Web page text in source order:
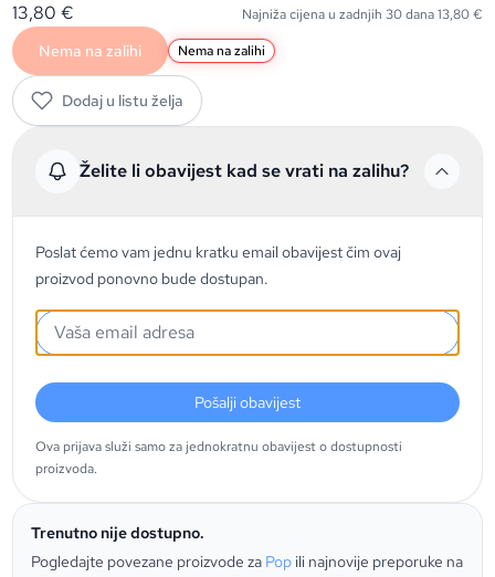
13,80€ Najniža cijena u zadnjih 30 dana13,80€
Nema na zalihi Nema na zalihi
Dodaj u listu želja
Želite li obavijest kad se vrati na zalihu?
Poslat ćemo vam jednu kratku email obavijest čim ovaj
proizvod ponovno bude dostupan.
Pošalji obavijest
Ova prijava služi samo za jednokratnu obavijest o dostupnosti
proizvoda.
Trenutno nije dostupno.
Pogledajte povezane proizvode za Pop ili najnovije preporuke na